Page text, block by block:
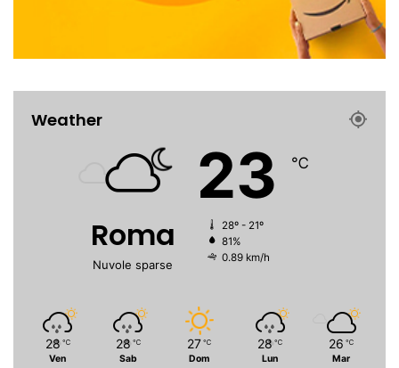
Weather
Roma
Nuvole sparse
23 ℃
28º - 21º
81%
0.89 km/h
28 ℃
Ven
28 ℃
Sab
27 ℃
Dom
28 ℃
Lun
26 ℃
Mar